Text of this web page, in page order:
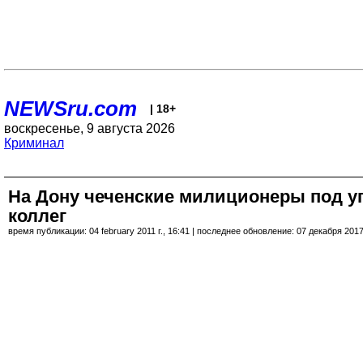
NEWSru.com | 18+
воскресенье, 9 августа 2026
Криминал
На Дону чеченские милиционеры под
коллег
время публикации: 04 february 2011 г., 16:41 | последнее обновление: 07 декабря